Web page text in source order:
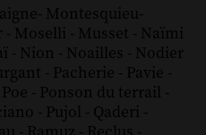
- Montesquieu-
- Moselli - Musset - Naïmi
- Nion - Noailles - Nodier
- Pacherie - Pavie -
Poe - Ponson du terrail -
- Pujol - Qaderi -